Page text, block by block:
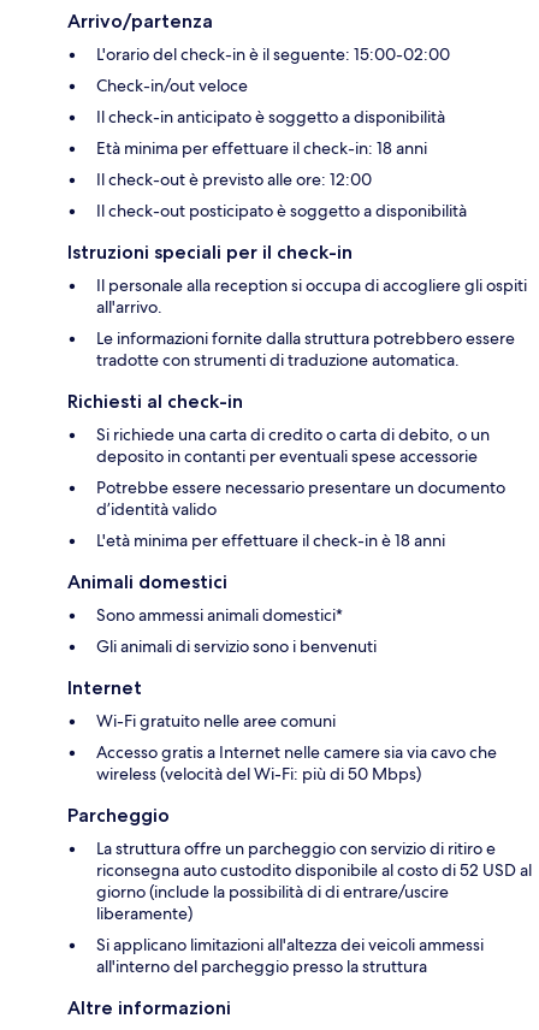
Arrivo/partenza
L'orario del check-in è il seguente: 15:00-02:00
Check-in/out veloce
Il check-in anticipato è soggetto a disponibilità
Età minima per effettuare il check-in: 18 anni
Il check-out è previsto alle ore: 12:00
Il check-out posticipato è soggetto a disponibilità
Istruzioni speciali per il check-in
Il personale alla reception si occupa di accogliere gli ospiti
all'arrivo.
Le informazioni fornite dalla struttura potrebbero essere
tradotte con strumenti di traduzione automatica.
Richiesti al check-in
Si richiede una carta di credito o carta di debito, o un
deposito in contanti per eventuali spese accessorie
Potrebbe essere necessario presentare un documento
d’identità valido
L'età minima per effettuare il check-in è 18 anni
Animali domestici
Sono ammessi animali domestici*
Gli animali di servizio sono i benvenuti
Internet
Wi-Fi gratuito nelle aree comuni
Accesso gratis a Internet nelle camere sia via cavo che
wireless (velocità del Wi-Fi: più di 50 Mbps)
Parcheggio
La struttura offre un parcheggio con servizio di ritiro e
riconsegna auto custodito disponibile al costo di 52 USD al
giorno (include la possibilità di di entrare/uscire
liberamente)
Si applicano limitazioni all'altezza dei veicoli ammessi
all'interno del parcheggio presso la struttura
Altre informazioni